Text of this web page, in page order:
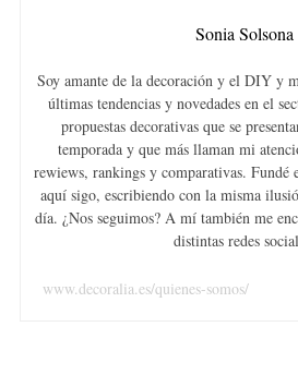
Sonia Solsona
Soy amante de la decoración y el DIY y
últimas tendencias y novedades en el
propuestas decorativas que se
temporada y que más llaman mi
rewiews, rankings y comparativas. Fundé
aquí sigo, escribiendo con la misma
día. ¿Nos seguimos? A mí también me
distintas redes
www.decoralia.es/quienes-somos/